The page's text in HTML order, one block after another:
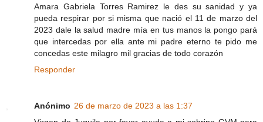
Amara Gabriela Torres Ramirez le des su sanidad y ya
pueda respirar por si misma que nació el 11 de marzo del
2023 dale la salud madre mía en tus manos la pongo pará
que intercedas por ella ante mi padre eterno te pido me
concedas este milagro mil gracias de todo corazón
Responder
Anónimo 26 de marzo de 2023 a las 1:37